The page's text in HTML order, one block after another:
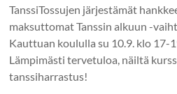
TanssiTossujen järjestämät
maksuttomat Tanssin alkuun -
Kauttuan koululla su 10.9. klo 17-
Lämpimästi tervetuloa, näiltä
tanssiharrastus!